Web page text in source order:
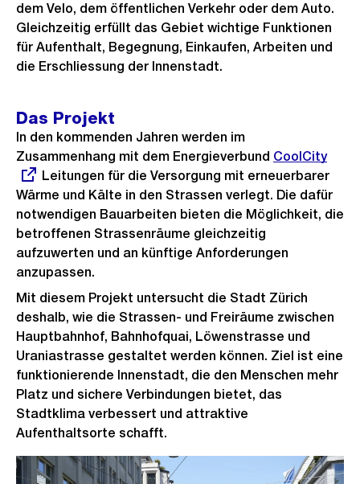
dem Velo, dem öffentlichen Verkehr oder dem Auto.
Gleichzeitig erfüllt das Gebiet wichtige Funktionen
für Aufenthalt, Begegnung, Einkaufen, Arbeiten und
die Erschliessung der Innenstadt.
Das Projekt
In den kommenden Jahren werden im
Zusammenhang mit dem Energieverbund Externer
Link:
CoolCity
Leitungen für die Versorgung mit erneuerbarer
Wärme und Kälte in den Strassen verlegt. Die dafür
notwendigen Bauarbeiten bieten die Möglichkeit, die
betroffenen Strassenräume gleichzeitig
aufzuwerten und an künftige Anforderungen
anzupassen.
Mit diesem Projekt untersucht die Stadt Zürich
deshalb, wie die Strassen- und Freiräume zwischen
Hauptbahnhof, Bahnhofquai, Löwenstrasse und
Uraniastrasse gestaltet werden können. Ziel ist eine
funktionierende Innenstadt, die den Menschen mehr
Platz und sichere Verbindungen bietet, das
Stadtklima verbessert und attraktive
Aufenthaltsorte schafft.